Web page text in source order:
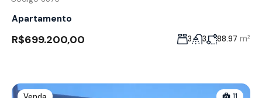
Apartamento
R$699.200,00 3 3 88.97 m²